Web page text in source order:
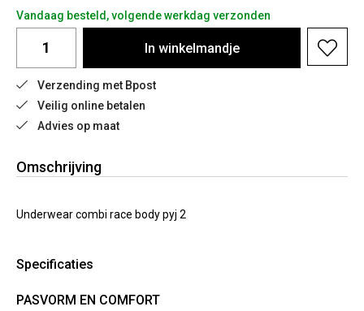
Vandaag besteld, volgende werkdag verzonden
In winkelmandje
Verzending met Bpost
Veilig online betalen
Advies op maat
Omschrijving
Underwear combi race body pyj 2
Specificaties
PASVORM EN COMFORT